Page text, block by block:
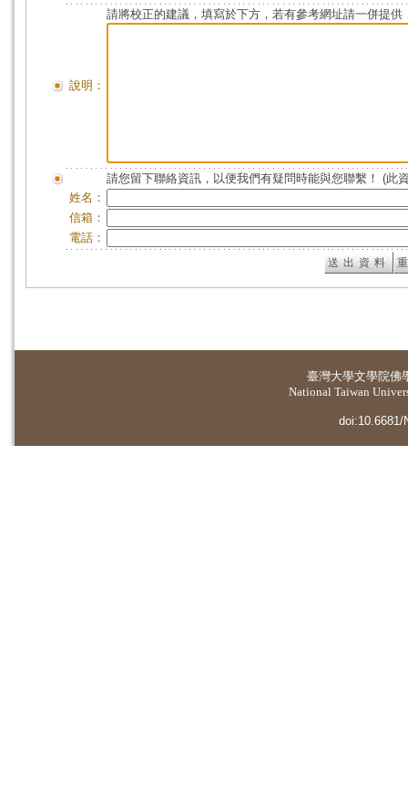
說明：
請將校正的建議，填寫於下方，若有參考網址請一併提供
請您留下聯絡資訊，以便我們有疑問時能與您聯繫！ (此
姓名：
信箱：
電話：
臺灣大學文學院佛
National Taiwan
doi:10.6681/